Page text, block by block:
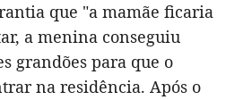
que "a mamãe ficaria
a menina conseguiu
grandões para que o
na residência. Após o